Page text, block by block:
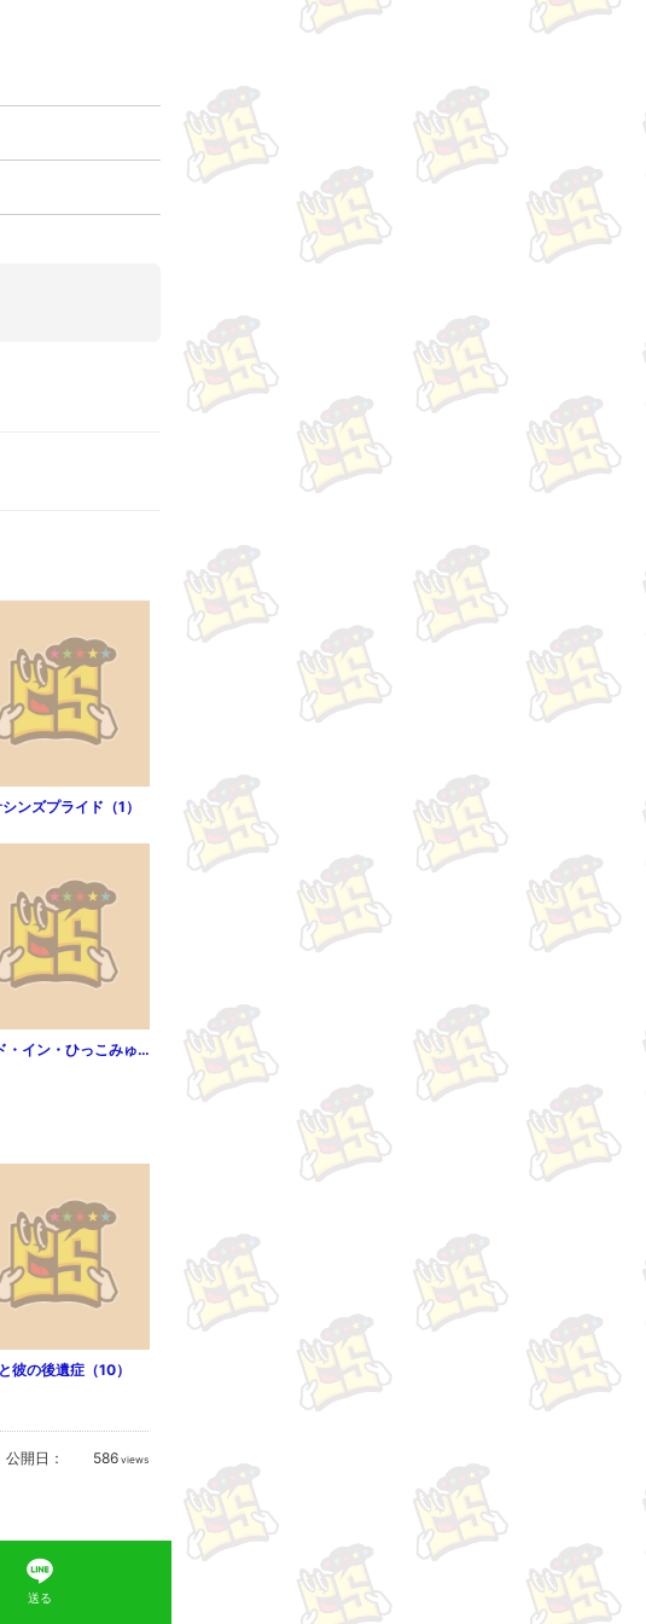
ンズプライド（1）
メイド・イン・ひっこみゅ～ず（1）
彼の後遺症（10）
公開日： 586 views
送る